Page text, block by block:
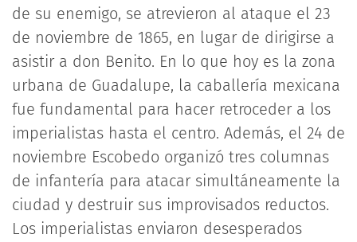
de su enemigo, se atrevieron al ataque el 23
de noviembre de 1865, en lugar de dirigirse a
asistir a don Benito. En lo que hoy es la zona
urbana de Guadalupe, la caballería mexicana
fue fundamental para hacer retroceder a los
imperialistas hasta el centro. Además, el 24 de
noviembre Escobedo organizó tres columnas
de infantería para atacar simultáneamente la
ciudad y destruir sus improvisados reductos.
Los imperialistas enviaron desesperados